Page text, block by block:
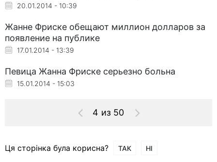
20.01.2014 - 10:39
Жанне Фриске обещают миллион долларов за
появление на публике
17.01.2014 - 13:39
Певица Жанна Фриске серьезно больна
15.01.2014 - 15:03
4 из 50
Ця сторінка була корисна? ТАК НІ